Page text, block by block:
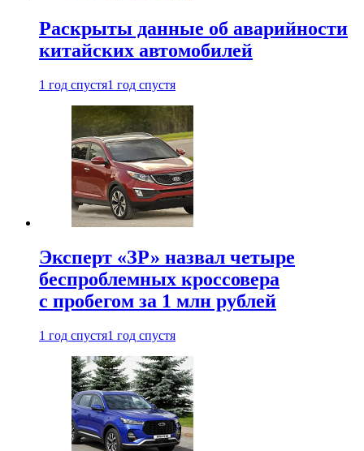
Раскрыты данные об аварийности
китайских автомобилей
1 год спустя1 год спустя
Эксперт «ЗР» назвал четыре
беспроблемных кроссовера
с пробегом за 1 млн рублей
1 год спустя1 год спустя